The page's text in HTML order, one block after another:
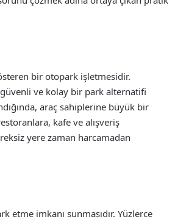
bir otopark işletmesidir.
ve kolay bir park alternatifi
araç sahiplerine büyük bir
kafe ve alışveriş
yere zaman harcamadan
etme imkanı sunmasıdır. Yüzlerce